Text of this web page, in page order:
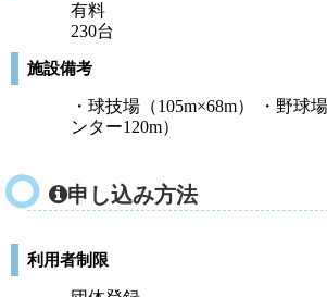
有料
230台
施設備考
・球技場（105m×68m） ・野球
ンター120m）
申し込み方法
利用者制限